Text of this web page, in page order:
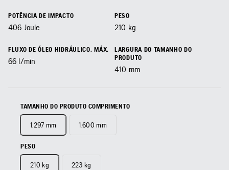
POTÊNCIA DE IMPACTO
406 Joule
PESO
210 kg
FLUXO DE ÓLEO HIDRÁULICO, MÁX.
66 l/min
LARGURA DO TAMANHO DO
PRODUTO
410 mm
TAMANHO DO PRODUTO COMPRIMENTO
1.297 mm 1.600 mm
PESO
210 kg 223 kg